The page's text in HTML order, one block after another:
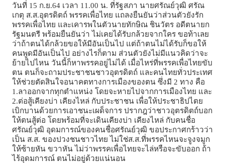
วันที่ 15 ก.ย.64 เวลา 11.00 น. ที่รัฐสภา นายศรัณย์วุฒิ ศรัณ
เกตุ ส.ส.อุตรดิตถ์ พรรคเพื่อไทย แถลงยืนยันว่าส่วนตัวยังรัก
พรรคเพื่อไทย และเคารพในตัวนายทักษิณ ชินวัตร อดีตนายก
รัฐมนตรี พร้อมยืนยันว่า ไม่เคยได้รับกล้วยจากใคร ขอท้าเลย
ว่าถ้าตนได้กล้วยขอให้มีอันเป็นไป แต่ถ้าตนไม่ได้รับก็ขอให้
คนพูดมีอันเป็นไป อย่างไรก็ตาม ส่วนตัวยังไม่มีแนวคิดว่าจะ
ย้ายไปไหน วันนี้ก็หาพรรคอยู่ไม่ได้ เมื่อไหร่ที่พรรคเพื่อไทยขับ
ตน ตนก็จะถามประชาชนชาวอุตรดิตถ์ และคนไทยทั่วประเทศ
ให้ช่วยตัดสินใจอนาคตทางการเมืองของตน ซึ่งมี 2 ทาง คือ
1.ลาออกจากทุกตำแหน่ง โดยจะหายไปจากการเมืองไทย และ
2.ต่อสู้เคียงบ่า เคียงไหล่ กับประชาชน เพื่อให้ประชาธิปไตย
เบิกบานด้วยการเอาชนะเผด็จการ ปรากฎว่าชาวอุตรดิตถ์บอก
ให้ตนสู้ต่อ โดยพร้อมที่จะเดินเคียงบ่า เคียงไหล่ กับคนชื่อ
ศรัณย์วุฒิ อุดมการณ์ของคนชื่อศรัณย์วุฒิ ขอประกาศกร้าวว่า
เป็น ส.ส. ของปวงชนชาวไทย ไม่ใช่ส.ส.ที่พรรคไหนจะจูงจมูก
ให้ซ้ายหัน ขวาหัน ไม่ว่าพรรคเพื่อไทยจะไล่หรือจะขับออก ถ้า
ไร้อุดมการณ์ ตนไม่อยู่ด้วยแน่นอน